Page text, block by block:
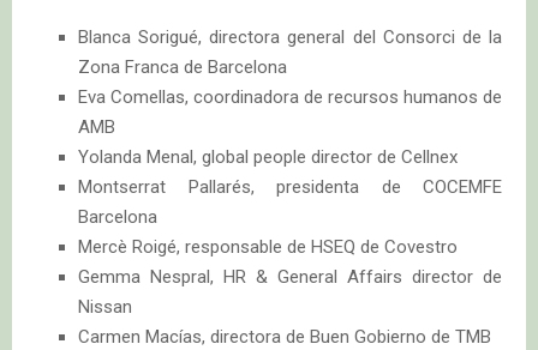
Blanca Sorigué, directora general del Consorci de la
Zona Franca de Barcelona
Eva Comellas, coordinadora de recursos humanos de
AMB
Yolanda Menal, global people director de Cellnex
Montserrat Pallarés, presidenta de COCEMFE
Barcelona
Mercè Roigé, responsable de HSEQ de Covestro
Gemma Nespral, HR & General Affairs director de
Nissan
Carmen Macías, directora de Buen Gobierno de TMB